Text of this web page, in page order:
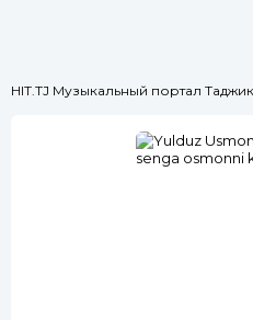
HIT.TJ Музыкальный портал